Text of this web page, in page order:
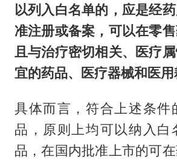
以列入白名单的，应是经
准注册或备案，可以在零
且与治疗密切相关、医疗
宜的药品、医疗器械和医用
具体而言，符合上述条件
品，原则上均可以纳入白
品，在国内批准上市的可